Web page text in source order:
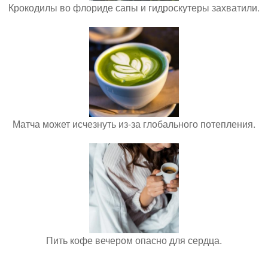
Крокодилы во флориде сапы и гидроскутеры захватили.
Матча может исчезнуть из-за глобального потепления.
Пить кофе вечером опасно для сердца.